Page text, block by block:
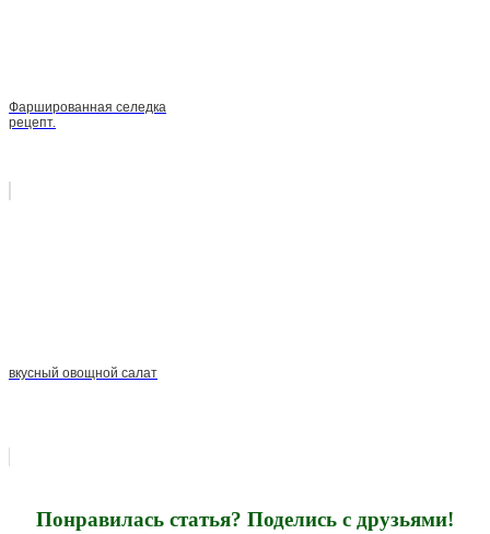
Фаршированная селедка
рецепт.
вкусный овощной салат
Понравилась статья? Поделись с друзьями!